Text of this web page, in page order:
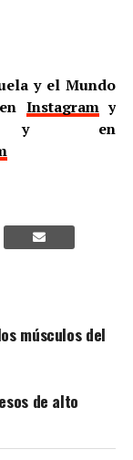
y el Mundo
Instagramy
en
músculos del
de alto